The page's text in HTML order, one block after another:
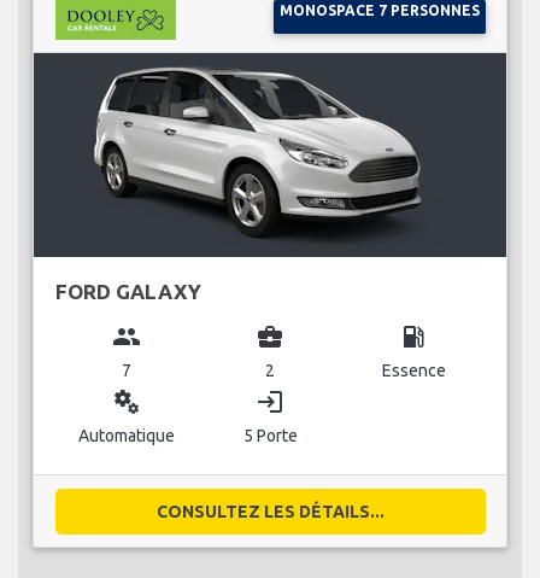
MONOSPACE 7 PERSONNES
FORD GALAXY
group
7
business_center
2
local_gas_station
Essence
miscellaneous_services
Automatique
login
5 Porte
CONSULTEZ LES DÉTAILS...